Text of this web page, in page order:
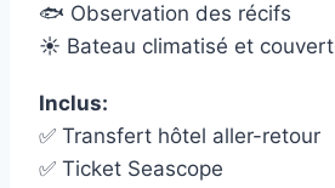
🐟 Observation des récifs
☀️ Bateau climatisé et couvert
Inclus:
✅ Transfert hôtel aller-retour
✅ Ticket Seascope